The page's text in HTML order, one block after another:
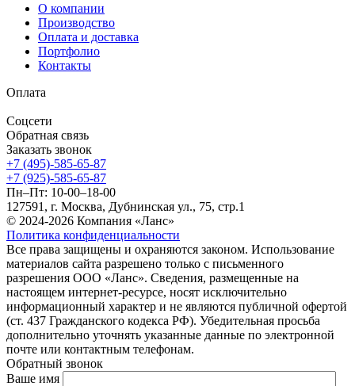
О компании
Производство
Оплата и доставка
Портфолио
Контакты
Оплата
Соцсети
Обратная связь
Заказать звонок
+7 (495)-585-65-87
+7 (925)-585-65-87
Пн–Пт: 10-00–18-00
127591, г. Москва, Дубнинская ул., 75, стр.1
© 2024-2026 Компания «Ланс»
Политика конфиденциальности
Все права защищены и охраняются законом. Использование
материалов сайта разрешено только с письменного
разрешения ООО «Ланс». Сведения, размещенные на
настоящем интернет-ресурсе, носят исключительно
информационный характер и не являются публичной офертой
(ст. 437 Гражданского кодекса РФ). Убедительная просьба
дополнительно уточнять указанные данные по электронной
почте или контактным телефонам.
Обратный звонок
Ваше имя